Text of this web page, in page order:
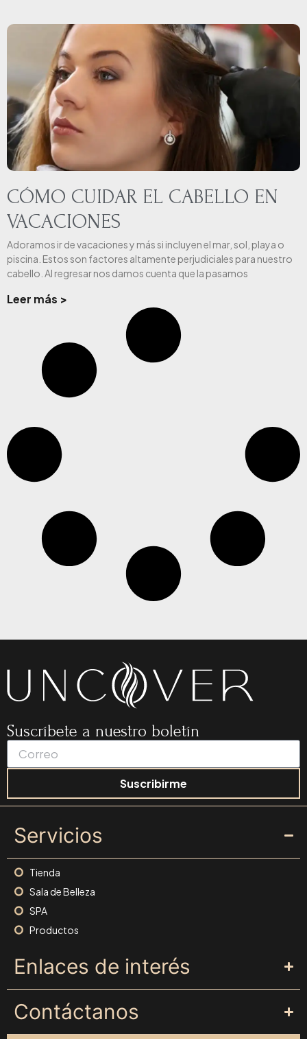
CÓMO CUIDAR EL CABELLO EN
VACACIONES
Adoramos ir de vacaciones y más si incluyen el mar, sol, playa o
piscina. Estos son factores altamente perjudiciales para nuestro
cabello. Al regresar nos damos cuenta que la pasamos
Leer más >
Suscríbete a nuestro boletín
Suscribirme
Servicios
Tienda
Sala de Belleza
SPA
Productos
Enlaces de interés
Contáctanos